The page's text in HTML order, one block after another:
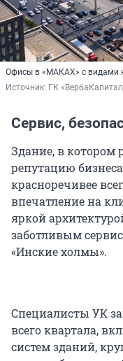
Офисы в «МАКАХ» с видами
Источник: ГК
Сервис,
Здание, в котором
репутацию
красноречивее
впечатление на
яркой
заботливым
«Инские холмы».
Специалисты УК
всего квартала,
систем зданий,